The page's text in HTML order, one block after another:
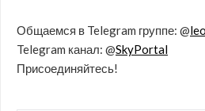
Общаемся в Telegram группе: @
Telegram канал: @SkyPortal
Присоединяйтесь!